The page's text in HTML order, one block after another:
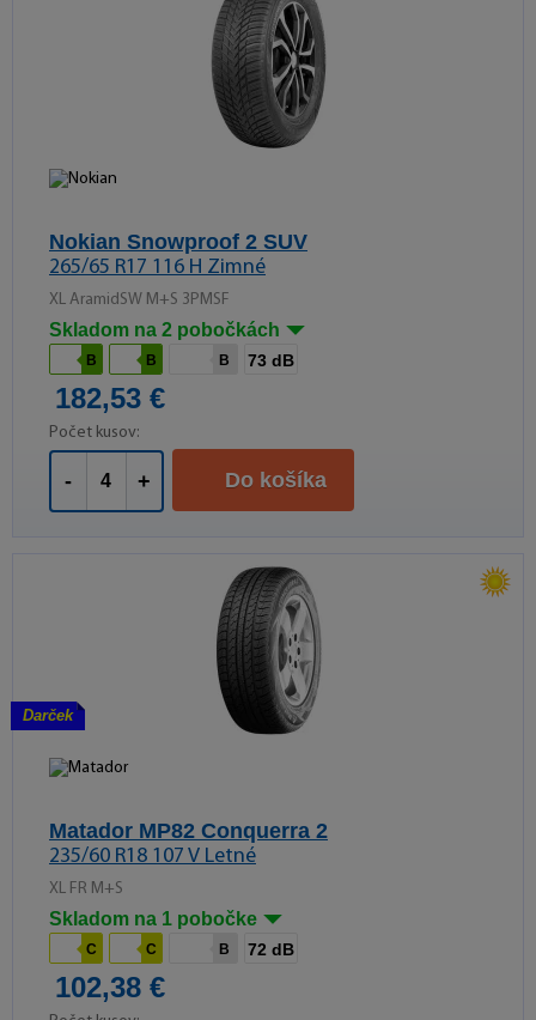
Nokian Snowproof 2 SUV
265/65 R17 116 H Zimné
XL AramidSW M+S 3PMSF
Skladom na 2 pobočkách
B B B 73 dB
182,53 €
Počet kusov:
- + Do košíka
Darček
Matador MP82 Conquerra 2
235/60 R18 107 V Letné
XL FR M+S
Skladom na 1 pobočke
C C B 72 dB
102,38 €